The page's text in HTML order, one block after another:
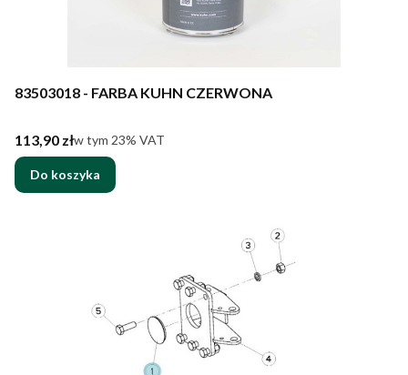
83503018 - FARBA KUHN CZERWONA
Cena brutto
113,90 złw tym %s VAT
w tym 23% VAT
Do koszyka